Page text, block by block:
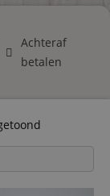
Achteraf
betalen